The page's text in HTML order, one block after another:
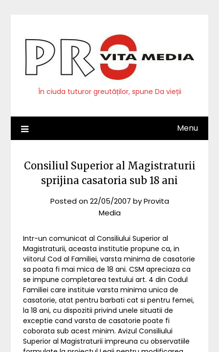
În ciuda tuturor greutăților, spune Da vieții
Menu
Consiliul Superior al Magistraturii
sprijina casatoria sub 18 ani
Posted on22/05/2007 byProvita
Media
Intr-un comunicat al Consiliului Superior al
Magistraturii, aceasta institutie propune ca, in
viitorul Cod al Familiei, varsta minima de casatorie
sa poata fi mai mica de 18 ani. CSM apreciaza ca
se impune completarea textului art. 4 din Codul
Familiei care instituie varsta minima unica de
casatorie, atat pentru barbati cat si pentru femei,
la 18 ani, cu dispozitii privind unele situatii de
exceptie cand varsta de casatorie poate fi
coborata sub acest minim. Avizul Consiliului
Superior al Magistraturii impreuna cu observatiile